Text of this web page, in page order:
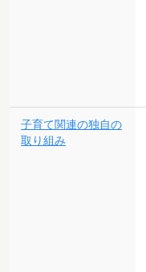
子育て関連の独自の
取り組み